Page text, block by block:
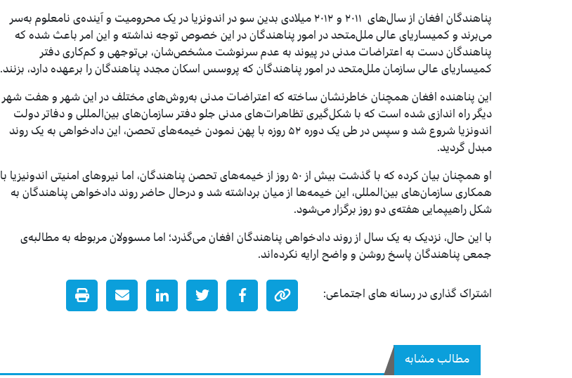
پناهندگان افغان از سال‌های ۲۰۱۱ و ۲۰۱۲ میلادی بدین سو در اندونزیا در یک محرومیت و آینده‌ی نا‌معلوم به‌سر
می‌برند‌ و کمیساریای عالی ملل‌متحد در امور پناهندگان در این خصوص توجه نداشته و این امر باعث شده که
پناهندگان دست به اعتراضات مدنی در پیوند به عدم سرنوشت مشخص‌شان، بی‌توجهی و کم‌کاری دفتر
کمیساریای عالی سازمان ملل‌متحد در امور پناهندگان که پروسس اسکان مجدد پناهندگان را برعهده دارد، بزنند.
این پناهنده افغان همچنان خاطرنشان ساخته که اعتراضات مدنی به‌روش‌های مختلف در این شهر و هفت شهر
دیگر راه اندازی شده است که با شکل‌گیری تظاهرات‌های مدنی جلو دفتر سازمان‌های‌ بین‌المللی و دفاتر دولت
اندونزیا شروع شد و سپس در طی یک دوره ۵۲ روزه با پهن نمودن خیمه‌های تحصن، این دادخواهی‌ به یک روند
مبدل گردید.
او همچنان بیان کرده که با گذشت بیش از ۵۰ روز از خیمه‌های تحصن پناهندگان، اما نیروهای امنیتی اندونیزیا با
همکاری سازمان‌های بین‌المللی، این خیمه‌ها از میان برداشته شد و درحال حاضر روند دادخواهی پناهندگان به
شکل راهیپمایی هفته‌ی دو روز برگزار می‌شود.
با این حال، نزدیک به یک سال از روند دادخواهی پناهندگان افغان می‌گذرد؛ اما مسوولان مربوطه به مطالبه‌ی
جمعی پناهندگان پاسخ روشن و واضح ارایه نکرده‌اند.
اشتراک گذاری در رسانه های اجتماعی:
مطالب مشابه